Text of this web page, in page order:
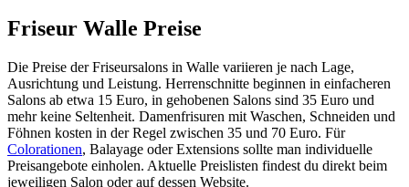
Friseur Walle Preise
Die Preise der Friseursalons in Walle variieren je nach Lage,
Ausrichtung und Leistung. Herrenschnitte beginnen in einfacheren
Salons ab etwa 15 Euro, in gehobenen Salons sind 35 Euro und
mehr keine Seltenheit. Damenfrisuren mit Waschen, Schneiden und
Föhnen kosten in der Regel zwischen 35 und 70 Euro. Für
Colorationen, Balayage oder Extensions sollte man individuelle
Preisangebote einholen. Aktuelle Preislisten findest du direkt beim
jeweiligen Salon oder auf dessen Website.